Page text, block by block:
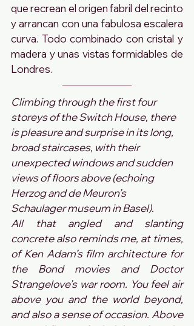
que recrean el origen fabril del recinto
y arrancan con una fabulosa escalera
curva. Todo combinado con cristal y
madera y unas vistas formidables de
Londres.
Climbing through the first four
storeys of the Switch House, there
is pleasure and surprise in its long,
broad staircases, with their
unexpected windows and sudden
views of floors above (echoing
Herzog and de Meuron’s
Schaulager museum in Basel).
All that angled and slanting
concrete also reminds me, at times,
of Ken Adam’s film architecture for
the Bond movies and Doctor
Strangelove’s war room. You feel air
above you and the world beyond,
and also a sense of occasion. Above